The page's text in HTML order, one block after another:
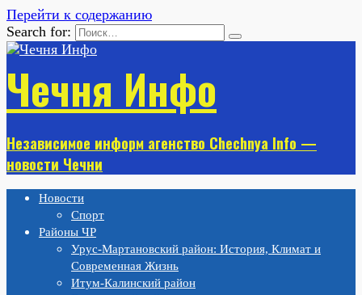
Перейти к содержанию
Search for:
Чечня Инфо
Независимое информ агенство Chechnya Info —
новости Чечни
Новости
Спорт
Районы ЧР
Урус-Мартановский район: История, Климат и
Современная Жизнь
Итум-Калинский район